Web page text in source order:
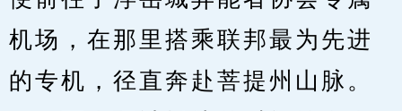
机场，在那里搭乘联邦最为先进
的专机，径直奔赴菩提州山脉。